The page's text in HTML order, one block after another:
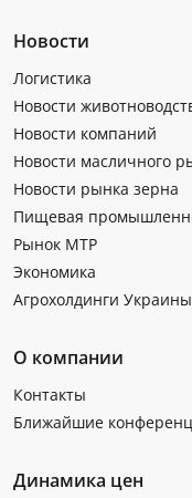
Новости
Логистика
Новости
Новости компаний
Новости масличного
Новости рынка зерна
Пищевая
Рынок МТР
Экономика
Агрохолдинги Украины
О компании
Контакты
Ближайшие
Динамика цен